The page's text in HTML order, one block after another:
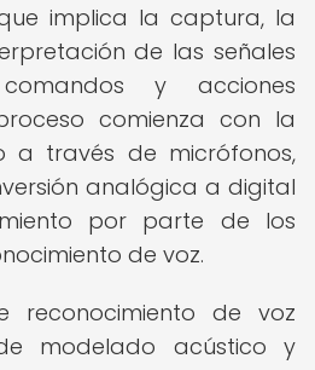
implica la captura, la
de las señales
y acciones
comienza con la
a través de micrófonos,
analógica a digital
por parte de los
de voz.
reconocimiento de voz
modelado acústico y